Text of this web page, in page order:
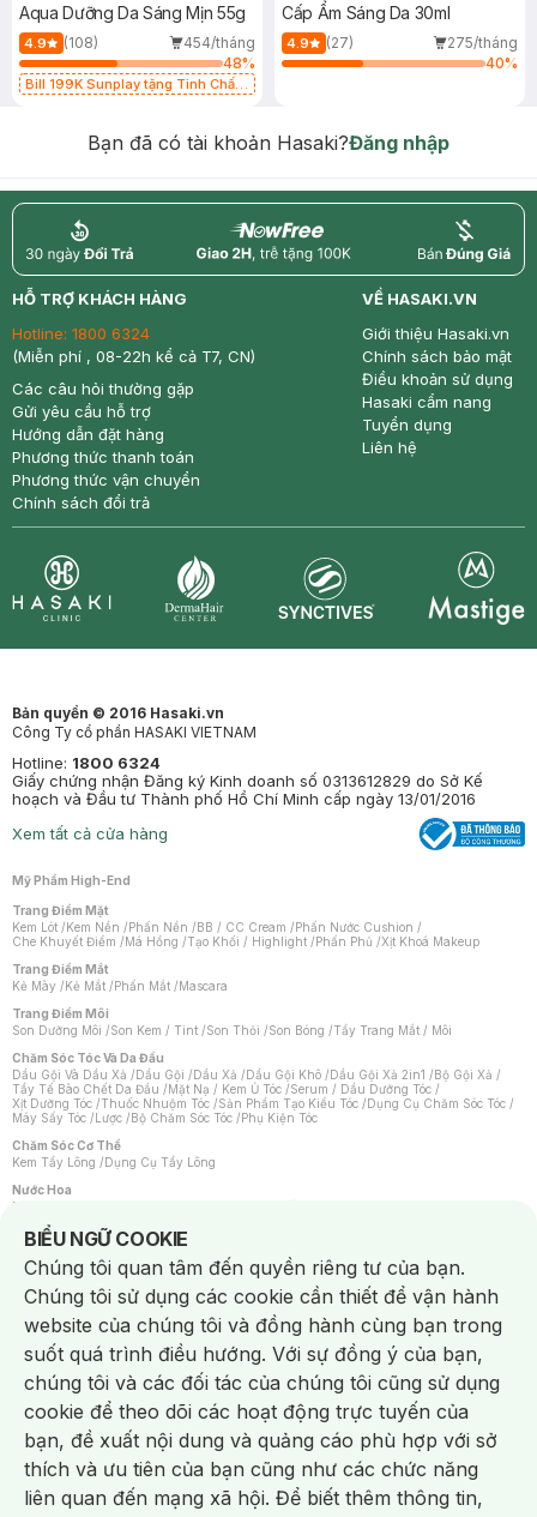
Aqua Dưỡng Da Sáng Mịn 55g
4.9 (108)
454/tháng
48%
Bill 199K Sunplay tặng Tinh Chất
Cấp Ẩm Sáng Da 30ml
4.9 (27)
275/tháng
40%
Bạn đã có tài khoản Hasaki?Đăng nhập
return nowfree price
HỖ TRỢ KHÁCH HÀNG
Hotline: 1800 6324
(Miễn phí , 08-22h kể cả T7, CN)
Các câu hỏi thường gặp
Gửi yêu cầu hỗ trợ
Hướng dẫn đặt hàng
Phương thức thanh toán
Phương thức vận chuyển
Chính sách đổi trả
VỀ HASAKI.VN
Giới thiệu Hasaki.vn
Chính sách bảo mật
Điều khoản sử dụng
Hasaki cẩm nang
Tuyển dụng
Liên hệ
Bản quyền © 2016 Hasaki.vn
Công Ty cổ phần HASAKI VIETNAM
Hotline: 1800 6324
Giấy chứng nhận Đăng ký Kinh doanh số 0313612829 do Sở Kế
hoạch và Đầu tư Thành phố Hồ Chí Minh cấp ngày 13/01/2016
Xem tất cả cửa hàng
Mỹ Phẩm High-End
Trang Điểm Mặt
Kem Lót /Kem Nền /Phấn Nền /BB / CC Cream /Phấn Nước Cushion /
Che Khuyết Điểm /Má Hồng /Tạo Khối / Highlight /Phấn Phủ /Xịt Khoá Makeup
Trang Điểm Mắt
Kẻ Mày /Kẻ Mắt /Phấn Mắt /Mascara
Trang Điểm Môi
Son Dưỡng Môi /Son Kem / Tint /Son Thỏi /Son Bóng /Tẩy Trang Mắt / Môi
Chăm Sóc Tóc Và Da Đầu
Dầu Gội Và Dầu Xả /Dầu Gội /Dầu Xả /Dầu Gội Khô /Dầu Gội Xả 2in1 /Bộ Gội Xả /
Tẩy Tế Bào Chết Da Đầu /Mặt Nạ / Kem Ủ Tóc /Serum / Dầu Dưỡng Tóc /
Xịt Dưỡng Tóc /Thuốc Nhuộm Tóc /Sản Phẩm Tạo Kiểu Tóc /Dụng Cụ Chăm Sóc Tóc /
Máy Sấy Tóc /Lược /Bộ Chăm Sóc Tóc /Phụ Kiện Tóc
Chăm Sóc Cơ Thể
Kem Tẩy Lông /Dụng Cụ Tẩy Lông
Nước Hoa
Nước Hoa Nữ
Chăm Sóc Cá Nhân
Chống Muỗi /Khẩu Trang /Máy Massage/Mặt Nạ Xông Hơi /Nước Rửa Tay/
Sản Phẩm Chăm Sóc Khác /Bàn Chải Đánh Răng /Bàn Chải Điện/
Hỗ Trợ Trắng Răng/Kem Đánh Răng /Máy Tăm Nước/ Nước Súc Miệng/
Tăm / Chỉ Nha Khoa/ Xịt Thơm Miệng / Dung Dịch Vệ Sinh/Dưỡng Vùng Kín/
Khăn Ướt Vệ Sinh Vùng Kín/Băng Vệ Sinh/Tampon/Bọt Cạo Râu /Dao Cạo Râu/
Máy Cạo Râu
Vấn Đề Về Da
Da Dầu / Lỗ Chân Lông To/ Da Khô / Mất Nước/ Da Lão Hóa/ Da Mụn/
Da Nhạy Cảm / Kích Ứng
Da Xỉn Màu Thâm / Nám / Tàn Nhang
Quầng Thâm & Bọng Mắt /Sẹo /Viêm Da Cơ Địa
Dụng Cụ / Phụ Kiện Chăm Sóc Da
Bông Tẩy Trang
Khăn Lau Mặt Khô Dụng Cụ / Máy Rửa Mặt Máy Chăm Sóc Da
Dụng Cụ Chăm Sóc Khác
BIỂU NGỮ COOKIE
Notice about cookies usage
Chúng tôi quan tâm đến quyền riêng tư của bạn.
Chúng tôi sử dụng các cookie cần thiết để vận hành
website của chúng tôi và đồng hành cùng bạn trong
suốt quá trình điều hướng. Với sự đồng ý của bạn,
chúng tôi và các đối tác của chúng tôi cũng sử dụng
cookie để theo dõi các hoạt động trực tuyến của
bạn, đề xuất nội dung và quảng cáo phù hợp với sở
thích và ưu tiên của bạn cũng như các chức năng
liên quan đến mạng xã hội. Để biết thêm thông tin,